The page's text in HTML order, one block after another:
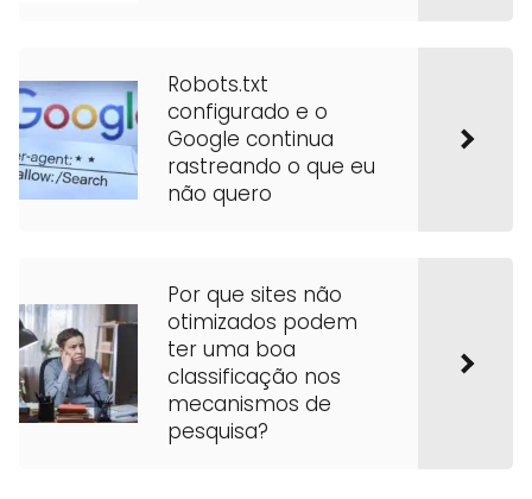
Robots.txt
configurado e o
Google continua
rastreando o que eu
não quero
Por que sites não
otimizados podem
ter uma boa
classificação nos
mecanismos de
pesquisa?